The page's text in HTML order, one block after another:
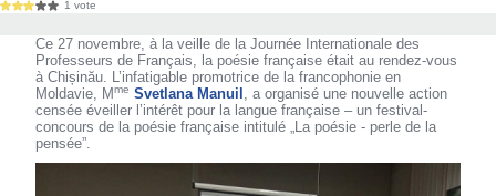
1 vote
Ce 27 novembre, à la veille de la Journée Internationale des
Professeurs de Français, la poésie française était au rendez-vous
à Chișinău. L’infatigable promotrice de la francophonie en
Moldavie, Mme Svetlana Manuil , a organisé une nouvelle action
censée éveiller l’intérêt pour la langue française – un festival-
concours de la poésie française intitulé „La poésie - perle de la
pensée”.